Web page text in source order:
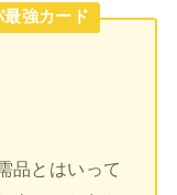
強カード
品とはいって